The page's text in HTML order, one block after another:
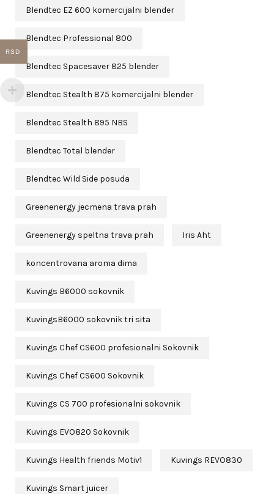
Blendtec EZ 600 komercijalni blender
Blendtec Professional 800
Blendtec Spacesaver 825 blender
Blendtec Stealth 875 komercijalni blender
Blendtec Stealth 895 NBS
Blendtec Total blender
Blendtec Wild Side posuda
Greenenergy jecmena trava prah
Greenenergy speltna trava prah Iris Aht
koncentrovana aroma dima
Kuvings B6000 sokovnik
KuvingsB6000 sokovnik tri sita
Kuvings Chef CS600 profesionalni Sokovnik
Kuvings Chef CS600 Sokovnik
Kuvings CS 700 profesionalni sokovnik
Kuvings EVO820 Sokovnik
Kuvings Health friends Motiv1 Kuvings REVO830
Kuvings Smart juicer
RSD